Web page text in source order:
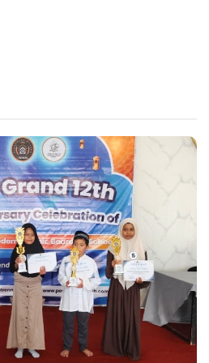
KPK karena bermasalah saat
Tri, ada 4 program terkait
perencanaan, budgeting, Unit
dan Pelayanan Terpadu Satu
Ngawi segera Terapkan Semua
Korupsi.
Sippadu harus diterapkan
untuk membentuk sistem
akuntabel, dan meminimalisir